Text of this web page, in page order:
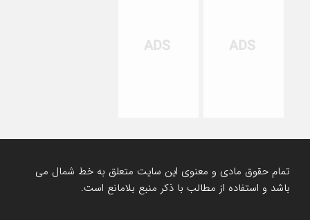
تمام حقوق مادی و معنوی این سایت متعلق به خط شمال می
باشد و استفاده از مطالب با ذکر منبع بلامانع است.